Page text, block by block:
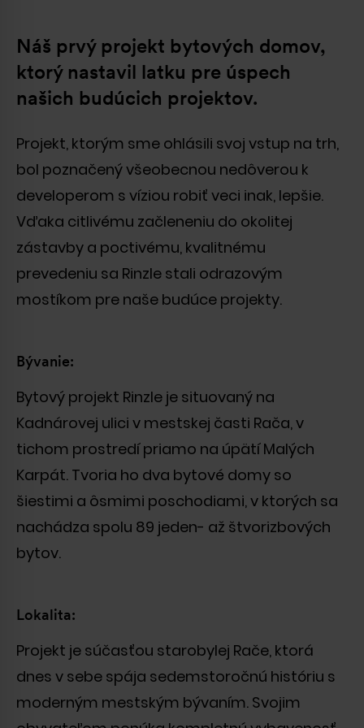
v roku 2010. Napriek našim skromným
začiatkom sme sa z malej spoločnosti rýchlo
transformovali na jedného z najmodernejších
a najprogresívnejších developerov na
tomu, že sme našim zákazníkom vždy
ponúkali zdravšiu alternatívu a vyšší
štandard. Vďaka nášmu nezlomnému úsiliu
sme sa stali kľúčovým hráčom na trhu. Dnes
pôsobíme na troch európskych trhoch, kde
štandardov v segmente udržateľných
nehnuteľností.
Náš prvý projekt bytových domov,
ktorý nastavil latku pre úspech
našich budúcich projektov.
Projekt, ktorým sme ohlásili svoj vstup na trh,
bol poznačený všeobecnou nedôverou k
developerom s víziou robiť veci inak, lepšie.
Vďaka citlivému začleneniu do okolitej
zástavby a poctivému, kvalitnému
prevedeniu sa Rinzle stali odrazovým
mostíkom pre naše budúce projekty.
Bývanie:
Bytový projekt Rinzle je situovaný na
Kadnárovej ulici v mestskej časti Rača, v
tichom prostredí priamo na úpätí Malých
Karpát. Tvoria ho dva bytové domy so
šiestimi a ôsmimi poschodiami, v ktorých sa
nachádza spolu 89 jeden- až štvorizbových
bytov.
Lokalita:
Projekt je súčasťou starobylej Rače, ktorá
dnes v sebe spája sedemstoročnú históriu s
moderným mestským bývaním. Svojim